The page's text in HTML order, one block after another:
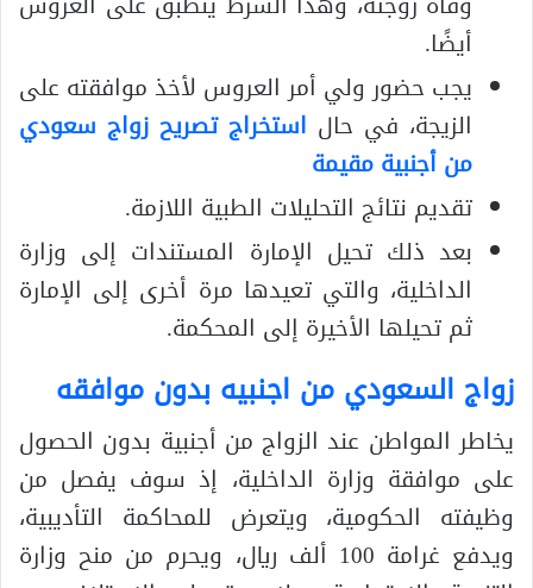
أيضًا.
يجب حضور ولي أمر العروس لأخذ موافقته على
الزيجة، في حال استخراج تصريح زواج سعودي
من أجنبية مقيمة
تقديم نتائج التحليلات الطبية اللازمة.
بعد ذلك تحيل الإمارة المستندات إلى وزارة
الداخلية، والتي تعيدها مرة أخرى إلى الإمارة
ثم تحيلها الأخيرة إلى المحكمة.
زواج السعودي من اجنبيه بدون موافقه
يخاطر المواطن عند الزواج من أجنبية بدون الحصول
على موافقة وزارة الداخلية، إذ سوف يفصل من
وظيفته الحكومية، ويتعرض للمحاكمة التأديبية،
ويدفع غرامة 100 ألف ريال، ويحرم من منح وزارة